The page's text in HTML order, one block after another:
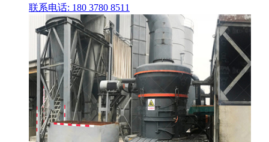
联系电话: 180 3780 8511